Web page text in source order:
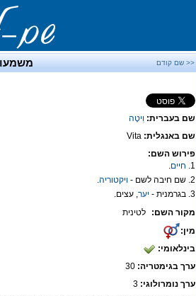
<< שם קודם
שם בעברית: וִיטָה
שם באנגלית: Vita
פירוש השם:
1. חיים.
2. שם חיבה לשם -
ויקטוריה.
3. בגרמנית -
יער, עצים.
מקור השם:
לטינית
מין:
בינלאומי:
ערך בגימטריה:
ערך נומרולוגי: 3